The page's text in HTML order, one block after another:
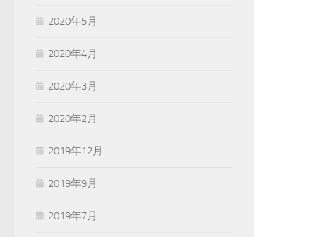
2020年5月
2020年4月
2020年3月
2020年2月
2019年12月
2019年9月
2019年7月